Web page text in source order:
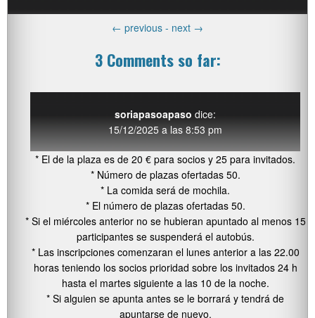
← previous - next →
3 Comments so far:
soriapasoapaso dice:
15/12/2025 a las 8:53 pm
* El de la plaza es de 20 € para socios y 25 para invitados.
* Número de plazas ofertadas 50.
* La comida será de mochila.
* El número de plazas ofertadas 50.
* Si el miércoles anterior no se hubieran apuntado al menos 15
participantes se suspenderá el autobús.
* Las inscripciones comenzaran el lunes anterior a las 22.00
horas teniendo los socios prioridad sobre los invitados 24 h
hasta el martes siguiente a las 10 de la noche.
* Si alguien se apunta antes se le borrará y tendrá de
apuntarse de nuevo.